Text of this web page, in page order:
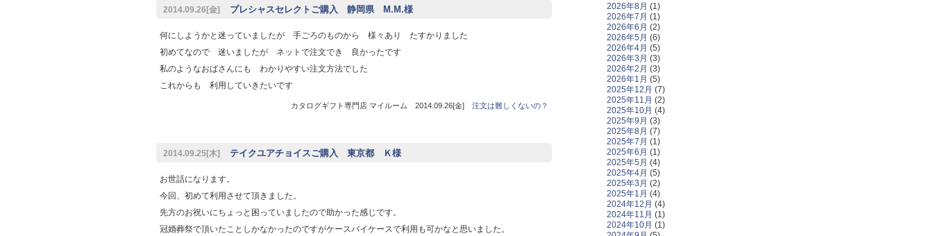
2014.09.26[金] プレシャスセレクトご購入 静岡県 M.M.様
何にしようかと迷っていましたが 手ごろのものから 様々あり たすかりました
初めてなので 迷いましたが ネットで注文でき 良かったです
私のようなおばさんにも わかりやすい注文方法でした
これからも 利用していきたいです
カタログギフト専門店 マイルーム 2014.09.26[金] 注文は難しくないの？
2014.09.25[木] テイクユアチョイスご購入 東京都 Ｋ様
お世話になります。
今回、初めて利用させて頂きました。
先方のお祝いにちょっと困っていましたので助かった感じです。
冠婚葬祭で頂いたことしかなかったのですがケースバイケースで利用も可かなと思いました。
2026年8月 (1)
2026年7月 (1)
2026年6月 (2)
2026年5月 (6)
2026年4月 (5)
2026年3月 (3)
2026年2月 (3)
2026年1月 (5)
2025年12月 (7)
2025年11月 (2)
2025年10月 (4)
2025年9月 (3)
2025年8月 (7)
2025年7月 (1)
2025年6月 (1)
2025年5月 (4)
2025年4月 (5)
2025年3月 (2)
2025年1月 (4)
2024年12月 (4)
2024年11月 (1)
2024年10月 (1)